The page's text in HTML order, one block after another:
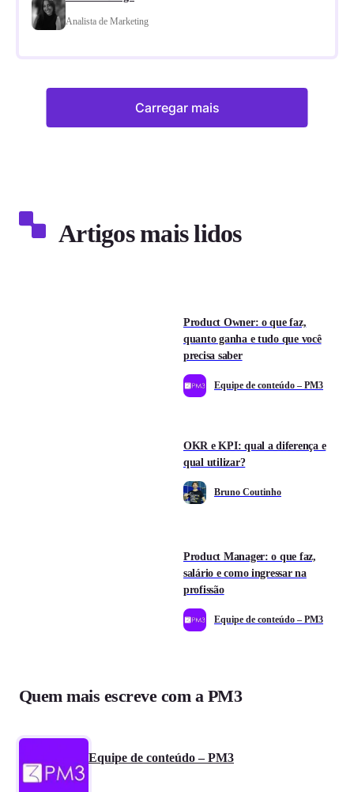
Analista de Marketing
Carregar mais
Artigos mais lidos
Product Owner: o que faz,
quanto ganha e tudo que você
precisa saber
Equipe de conteúdo – PM3
OKR e KPI: qual a diferença e
qual utilizar?
Bruno Coutinho
Product Manager: o que faz,
salário e como ingressar na
profissão
Equipe de conteúdo – PM3
Quem mais escreve com a PM3
Equipe de conteúdo – PM3